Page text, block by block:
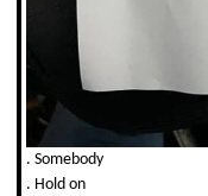
. Somebody
. Hold on